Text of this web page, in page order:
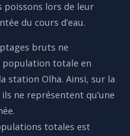
poissons lors de leur
du cours d’eau.
bruts ne
population totale en
station Olha. Ainsi, sur la
ne représentent qu’une
totales est